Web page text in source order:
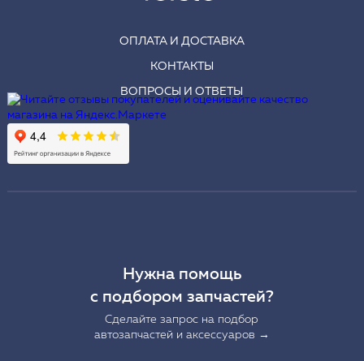
ОПЛАТА И ДОСТАВКА
КОНТАКТЫ
ВОПРОСЫ И ОТВЕТЫ
Нужна помощь
с подбором запчастей?
Сделайте запрос на подбор
автозапчастей и аксессуаров →